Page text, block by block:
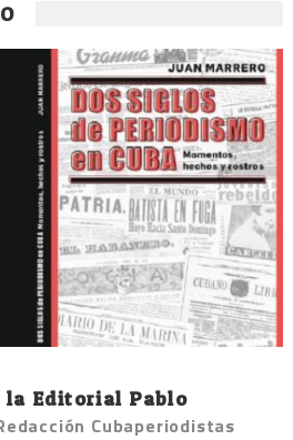
la Editorial Pablo
Cubaperiodistas